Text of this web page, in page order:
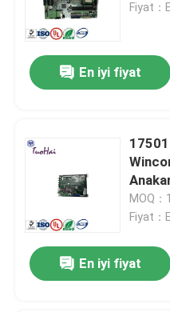
Ev
Fiyat：
En iyi fiyat
MOQ
Fiyat：
En iyi fiyat